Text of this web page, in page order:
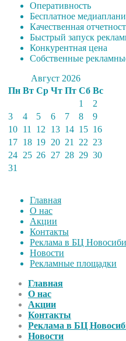
Оперативность
Бесплатное
Качественная
Быстрый запуск
Конкурентная цена
Собственные
Август 2026
Пн Вт Ср Чт Пт Сб Вс
1
2
3
4 5 6 7 8
9
10 11 12 13 14 15 16
17 18 19 20 21 22 23
24 25 26 27 28 29 30
31
Главная
О нас
Акции
Контакты
Реклама в БЦ
Новости
Рекламные площадки
Главная
О нас
Акции
Контакты
Реклама в БЦ
Новости